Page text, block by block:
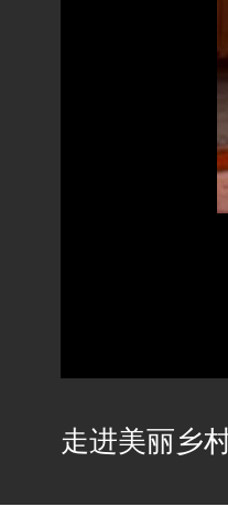
走进美丽乡